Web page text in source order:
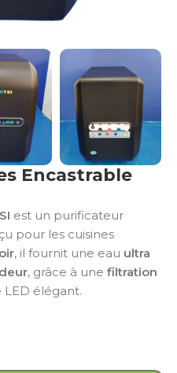
Encastrable
est un purificateur
pour les cuisines
, il fournit une eau ultra
, grâce à une filtration
élégant.